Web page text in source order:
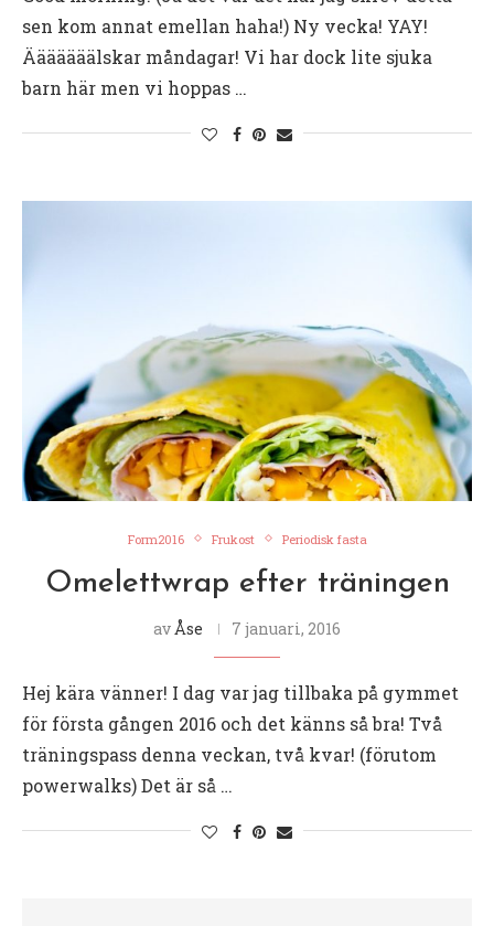
sen kom annat emellan haha!) Ny vecka! YAY!
Ääääääälskar måndagar! Vi har dock lite sjuka
barn här men vi hoppas …
Form2016 Frukost Periodisk fasta
Omelettwrap efter träningen
av Åse 7 januari, 2016
Hej kära vänner! I dag var jag tillbaka på gymmet
för första gången 2016 och det känns så bra! Två
träningspass denna veckan, två kvar! (förutom
powerwalks) Det är så …